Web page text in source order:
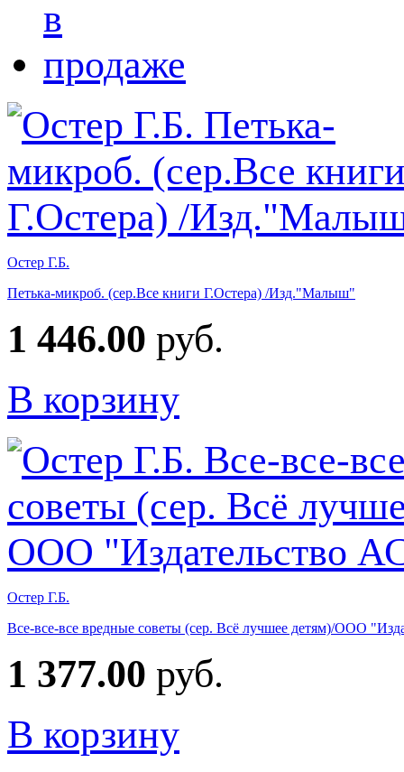
Остер Г.Б.
Петька-микроб. (сер.Все книги Г.Остера) /Изд."Малыш"
1 446.00 руб.
В корзину
Остер Г.Б.
Все-все-все вредные советы (сер. Всё лучшее детям)/ООО
1 377.00 руб.
В корзину